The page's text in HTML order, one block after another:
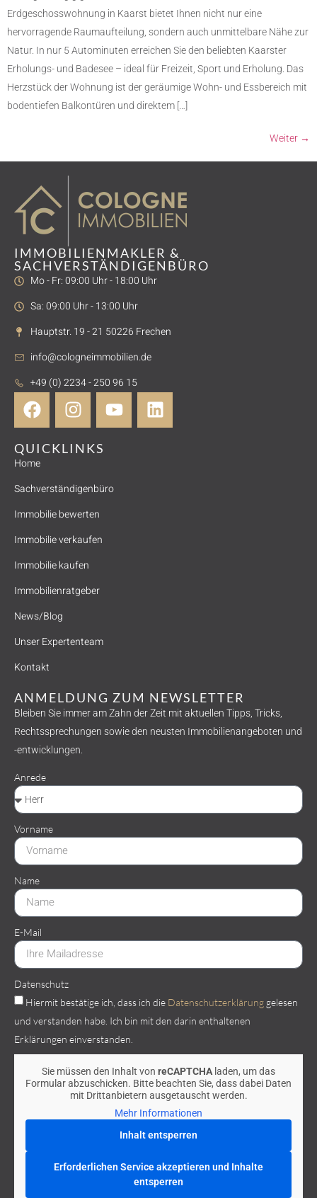
Erdgeschosswohnung in Kaarst bietet Ihnen nicht nur eine
hervorragende Raumaufteilung, sondern auch unmittelbare Nähe zur
Natur. In nur 5 Autominuten erreichen Sie den beliebten Kaarster
Erholungs- und Badesee – ideal für Freizeit, Sport und Erholung. Das
Herzstück der Wohnung ist der geräumige Wohn- und Essbereich mit
bodentiefen Balkontüren und direktem […]
Weiter →
IMMOBILIENMAKLER &
SACHVERSTÄNDIGENBÜRO
Mo - Fr: 09:00 Uhr - 18:00 Uhr
Sa: 09:00 Uhr - 13:00 Uhr
Hauptstr. 19 - 21 50226 Frechen
info@cologneimmobilien.de
+49 (0) 2234 - 250 96 15
QUICKLINKS
Home
Sachverständigenbüro
Immobilie bewerten
Immobilie verkaufen
Immobilie kaufen
Immobilienratgeber
News/Blog
Unser Expertenteam
Kontakt
ANMELDUNG ZUM NEWSLETTER
Bleiben Sie immer am Zahn der Zeit mit aktuellen Tipps, Tricks,
Rechtssprechungen sowie den neusten Immobilienangeboten und
-entwicklungen.
Anrede
Vorname
Name
E-Mail
Datenschutz
Hiermit bestätige ich, dass ich die Datenschutzerklärung gelesen
und verstanden habe. Ich bin mit den darin enthaltenen
Erklärungen einverstanden.
Sie müssen den Inhalt von reCAPTCHA laden, um das
Formular abzuschicken. Bitte beachten Sie, dass dabei Daten
mit Drittanbietern ausgetauscht werden.
Mehr Informationen
Inhalt entsperren
Erforderlichen Service akzeptieren und Inhalte
entsperren